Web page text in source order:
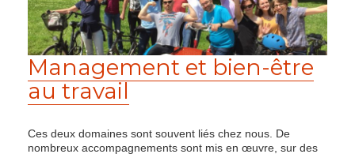
Management et bien-être
au travail
Ces deux domaines sont souvent liés chez nous. De
nombreux accompagnements sont mis en œuvre, sur des